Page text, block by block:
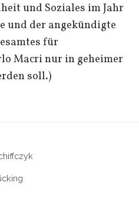
und Soziales im Jahr
und der angekündigte
für
Macri nur in geheimer
soll.)